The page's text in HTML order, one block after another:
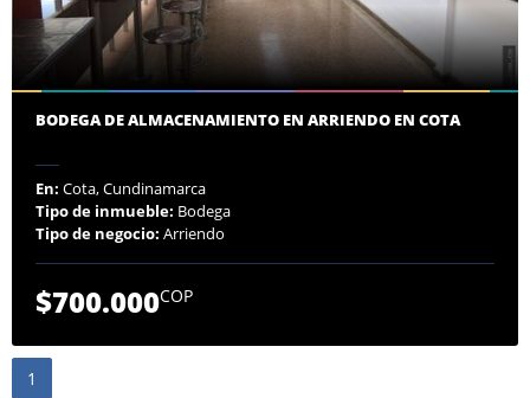
BODEGA DE ALMACENAMIENTO EN ARRIENDO EN COTA
En: Cota, Cundinamarca
Tipo de inmueble: Bodega
Tipo de negocio: Arriendo
$700.000COP
1